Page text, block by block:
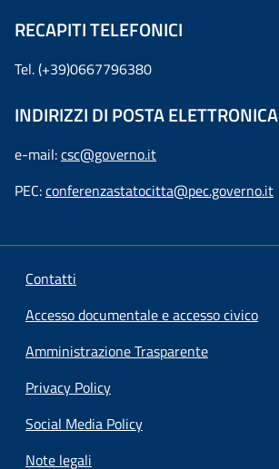
RECAPITI TELEFONICI
Tel. (+39)0667796380
INDIRIZZI DI POSTA ELETTRONICA
e-mail:csc@governo.it
PEC:conferenzastatocitta@pec.governo.it
Contatti
Accesso documentale e accesso civico
Amministrazione Trasparente
Privacy Policy
Social Media Policy
Note legali